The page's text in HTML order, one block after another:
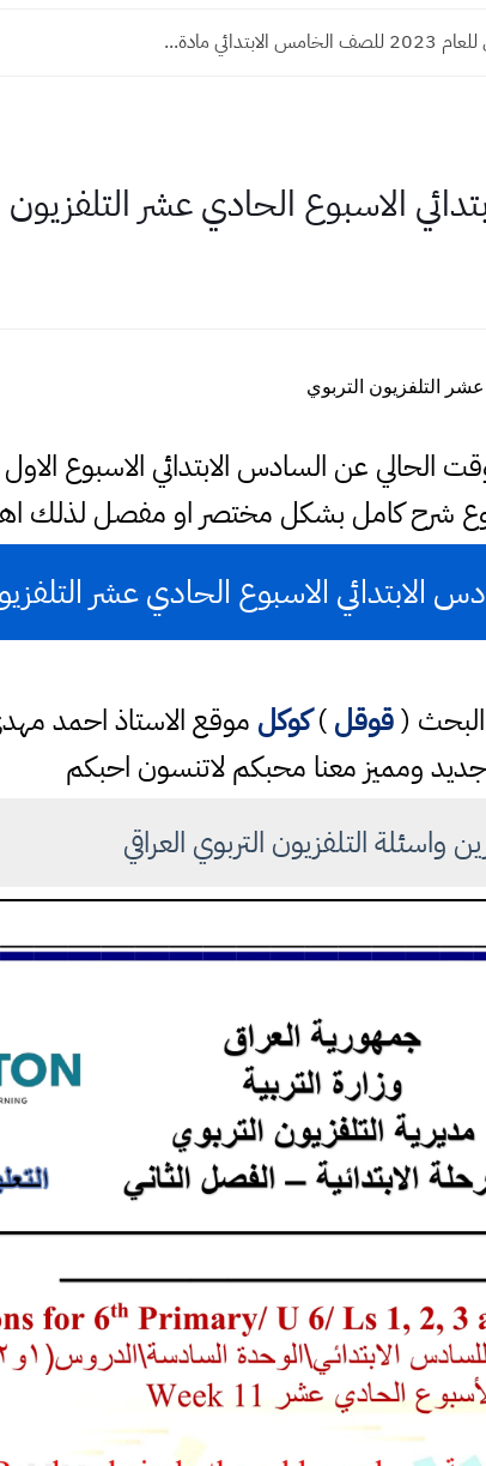
مادة...
الاسبوع الحادي عشر التلفزيون
التلفزيون التربوي
الحالي عن السادس الابتدائي الاسبوع
شرح كامل بشكل مختصر او مفصل لذلك
الابتدائي الاسبوع الحادي عشر
البحث (قوقل)كوكل موقع الاستاذ احمد
ومميز معنا محبكم لاتنسون احبكم
واسئلة التلفزيون التربوي العراقي